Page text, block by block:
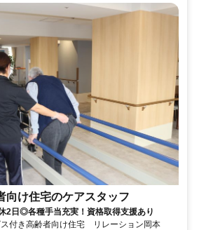
向け住宅のケアスタッフ
2日◎各種手当充実！資格取得支援あり
付き高齢者向け住宅 リレーション岡本